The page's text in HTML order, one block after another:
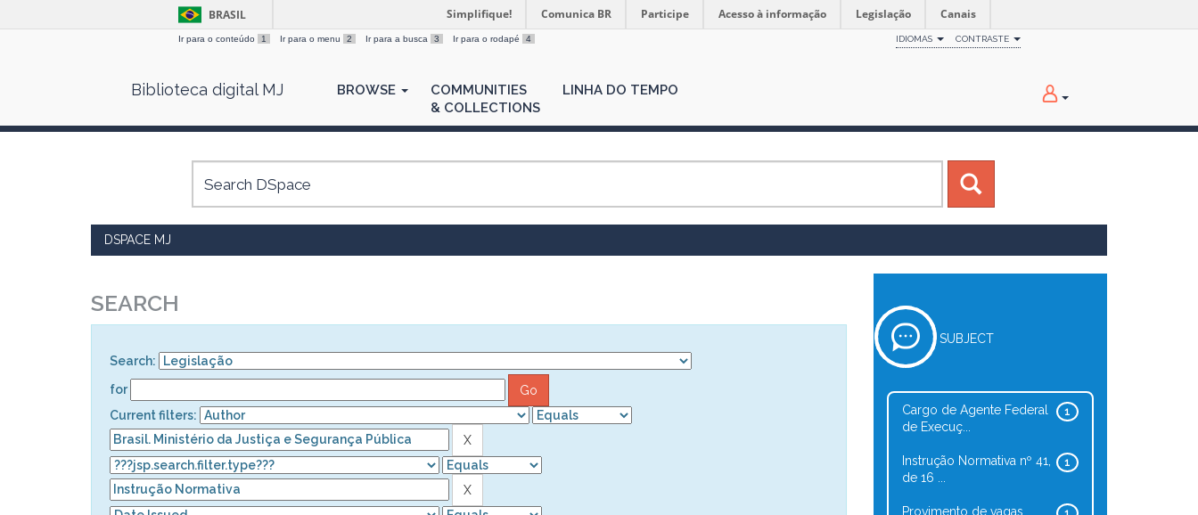
BRASIL Simplifique! Comunica BR Participe Acesso à informação Legislação Canais
Ir para o conteúdo 1 Ir para o menu 2 Ir para a busca 3 Ir para o rodapé 4 IDIOMAS CONTRASTE
Biblioteca digital MJ BROWSE
COMMUNITIES
& COLLECTIONS
LINHA DO TEMPO
DSPACE MJ
SEARCH
Search:
for
Current filters:
SUBJECT
1
Cargo de Agente Federal
de Execuç...
1
Instrução Normativa nº 41,
de 16 ...
Provimento de vagas